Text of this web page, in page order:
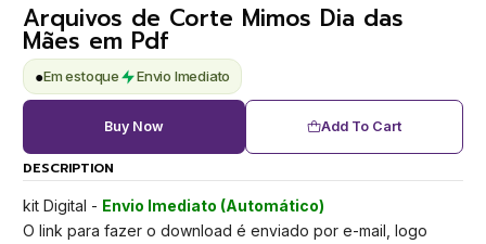
Arquivos de Corte Mimos Dia das
Mães em Pdf
●Em estoque Envio Imediato
Add To Cart
Buy Now
DESCRIPTION
kit Digital - Envio Imediato (Automático)
O link para fazer o download é enviado por e-mail, logo